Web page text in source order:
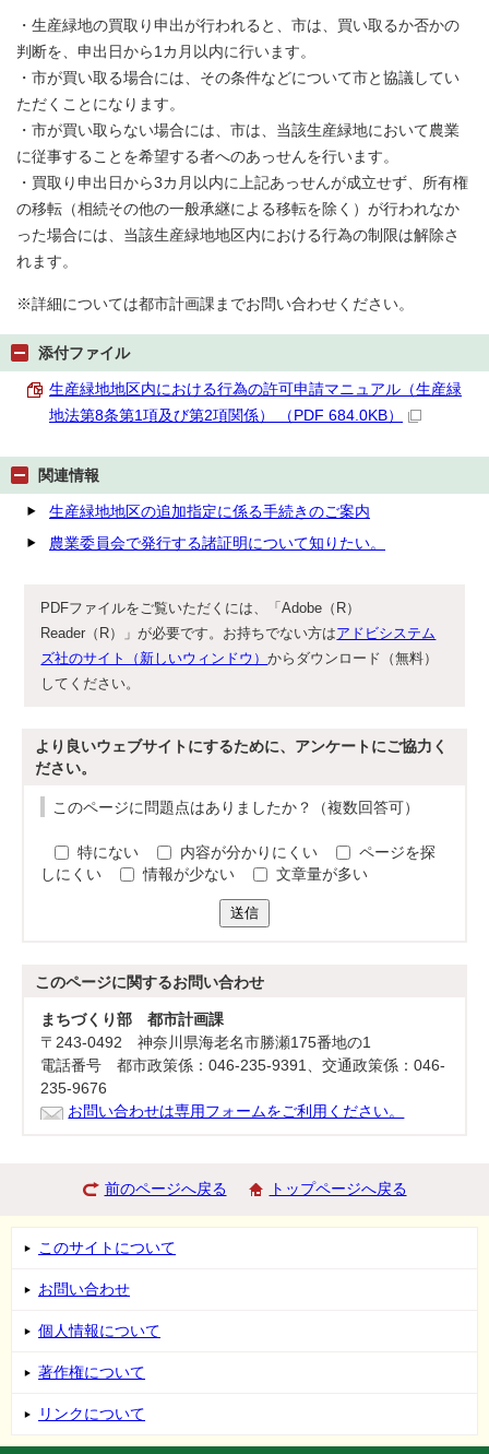
・生産緑地の買取り申出が行われると、市は、買い取るか否かの
判断を、申出日から1カ月以内に行います。
・市が買い取る場合には、その条件などについて市と協議してい
ただくことになります。
・市が買い取らない場合には、市は、当該生産緑地において農業
に従事することを希望する者へのあっせんを行います。
・買取り申出日から3カ月以内に上記あっせんが成立せず、所有権
の移転（相続その他の一般承継による移転を除く）が行われなか
った場合には、当該生産緑地地区内における行為の制限は解除さ
れます。
※詳細については都市計画課までお問い合わせください。
添付ファイル
生産緑地地区内における行為の許可申請マニュアル（生産緑
地法第8条第1項及び第2項関係） （PDF 684.0KB）
関連情報
生産緑地地区の追加指定に係る手続きのご案内
農業委員会で発行する諸証明について知りたい。
PDFファイルをご覧いただくには、「Adobe（R）
Reader（R）」が必要です。お持ちでない方はアドビシステム
ズ社のサイト（新しいウィンドウ）からダウンロード（無料）
してください。
より良いウェブサイトにするために、アンケートにご協力く
ださい。
このページに問題点はありましたか？（複数回答可）
特にない 内容が分かりにくい
ページを探
しにくい
情報が少ない 文章量が多い
送信
このページに関するお問い合わせ
まちづくり部 都市計画課
〒243-0492 神奈川県海老名市勝瀬175番地の1
電話番号 都市政策係：046-235-9391、交通政策係：046-
235-9676
お問い合わせは専用フォームをご利用ください。
前のページへ戻る トップページへ戻る
このサイトについて
お問い合わせ
個人情報について
著作権について
リンクについて